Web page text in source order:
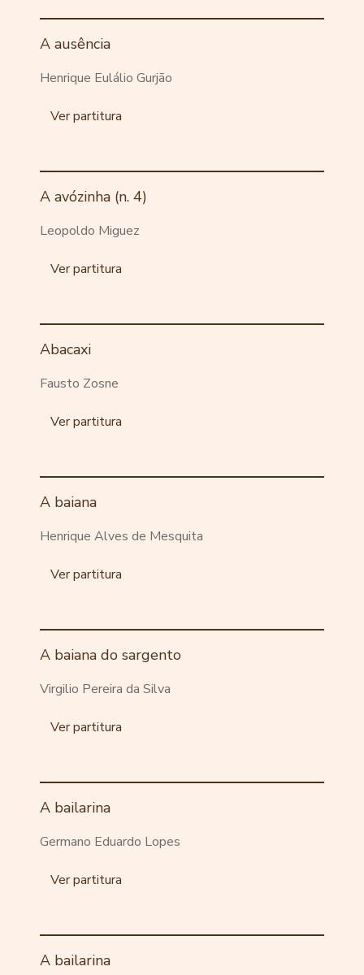
A ausência
Henrique Eulálio Gurjão
Ver partitura
A avózinha (n. 4)
Leopoldo Miguez
Ver partitura
Abacaxi
Fausto Zosne
Ver partitura
A baiana
Henrique Alves de Mesquita
Ver partitura
A baiana do sargento
Virgilio Pereira da Silva
Ver partitura
A bailarina
Germano Eduardo Lopes
Ver partitura
A bailarina